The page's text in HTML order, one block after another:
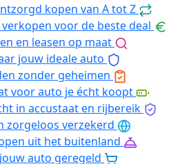
kopen van A tot Z
voor de beste deal
en leasen op maat
jouw ideale auto
zonder geheimen
voor auto je écht koopt
in accustaat en rijbereik
zorgeloos verzekerd
uit het buitenland
auto geregeld